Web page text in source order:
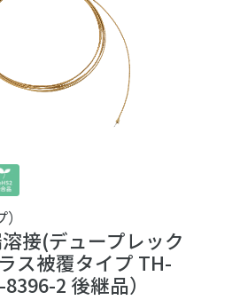
接(デュープレック
ス被覆タイプ TH-
2 後継品）